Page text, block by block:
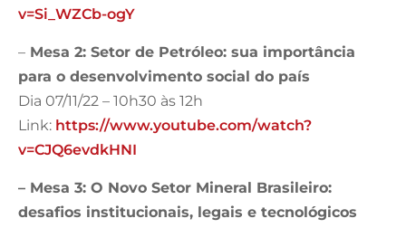
v=Si_WZCb-ogY
– Mesa 2: Setor de Petróleo: sua importância
para o desenvolvimento social do país
Dia 07/11/22 – 10h30 às 12h
Link: https://www.youtube.com/watch?
v=CJQ6evdkHNI
– Mesa 3: O Novo Setor Mineral Brasileiro:
desafios institucionais, legais e tecnológicos